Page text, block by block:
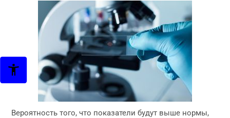
Вероятность того, что показатели будут выше нормы,